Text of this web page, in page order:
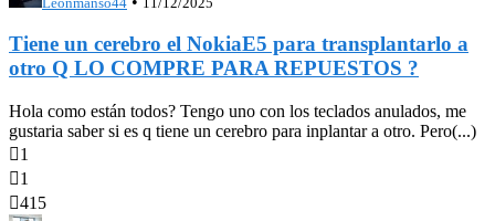
Tiene un cerebro el NokiaE5 para transplantarlo a
otro Q LO COMPRE PARA REPUESTOS ?
Hola como están todos? Tengo uno con los teclados anulados, me
gustaria saber si es q tiene un cerebro para inplantar a otro. Pero(...)
1
1
415